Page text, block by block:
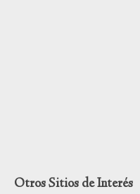
Otros Sitios de Interés